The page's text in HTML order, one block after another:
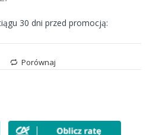
30 dni przed promocją:
Porównaj